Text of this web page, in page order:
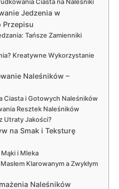
Jedzenia w
Przepisu
Tańsze Zamienniki
Kreatywne Wykorzystanie
Naleśników –
Ciasta i Gotowych Naleśników
Resztek Naleśników
Utraty Jakości?
na Smak i Teksturę
i Mleka
Klarowanym a Zwykłym
Naleśników